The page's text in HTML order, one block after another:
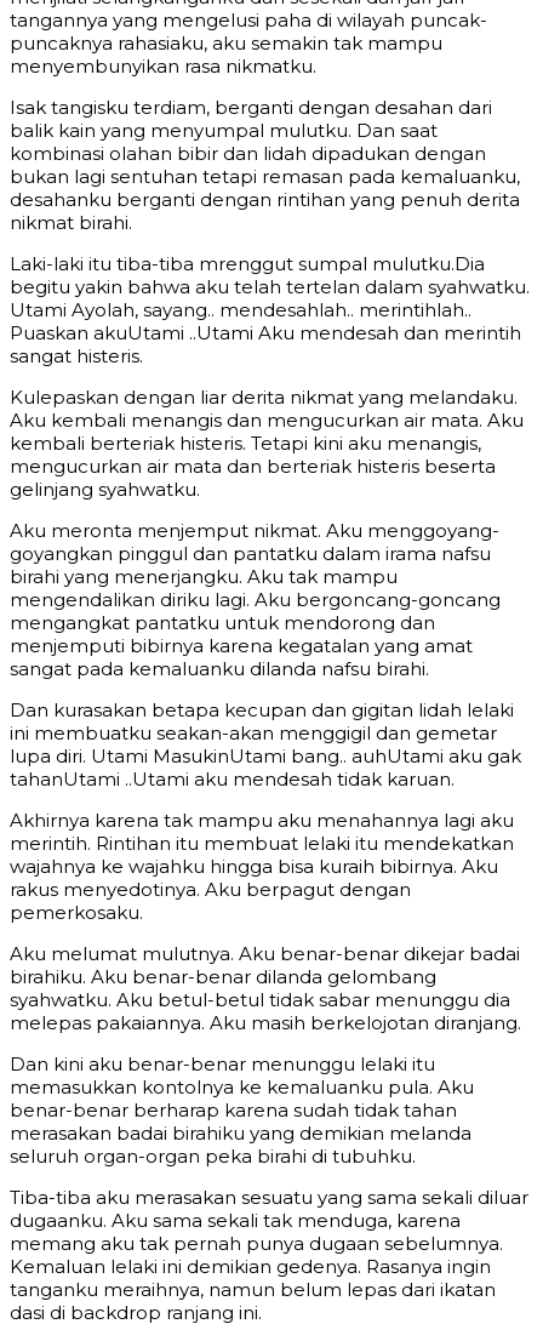
tangannya yang mengelusi paha di wilayah puncak-
puncaknya rahasiaku, aku semakin tak mampu
menyembunyikan rasa nikmatku.
Isak tangisku terdiam, berganti dengan desahan dari
balik kain yang menyumpal mulutku. Dan saat
kombinasi olahan bibir dan lidah dipadukan dengan
bukan lagi sentuhan tetapi remasan pada kemaluanku,
desahanku berganti dengan rintihan yang penuh derita
nikmat birahi.
Laki-laki itu tiba-tiba mrenggut sumpal mulutku.Dia
begitu yakin bahwa aku telah tertelan dalam syahwatku.
Utami Ayolah, sayang.. mendesahlah.. merintihlah..
Puaskan akuUtami ..Utami Aku mendesah dan merintih
sangat histeris.
Kulepaskan dengan liar derita nikmat yang melandaku.
Aku kembali menangis dan mengucurkan air mata. Aku
kembali berteriak histeris. Tetapi kini aku menangis,
mengucurkan air mata dan berteriak histeris beserta
gelinjang syahwatku.
Aku meronta menjemput nikmat. Aku menggoyang-
goyangkan pinggul dan pantatku dalam irama nafsu
birahi yang menerjangku. Aku tak mampu
mengendalikan diriku lagi. Aku bergoncang-goncang
mengangkat pantatku untuk mendorong dan
menjemputi bibirnya karena kegatalan yang amat
sangat pada kemaluanku dilanda nafsu birahi.
Dan kurasakan betapa kecupan dan gigitan lidah lelaki
ini membuatku seakan-akan menggigil dan gemetar
lupa diri. Utami MasukinUtami bang.. auhUtami aku gak
tahanUtami ..Utami aku mendesah tidak karuan.
Akhirnya karena tak mampu aku menahannya lagi aku
merintih. Rintihan itu membuat lelaki itu mendekatkan
wajahnya ke wajahku hingga bisa kuraih bibirnya. Aku
rakus menyedotinya. Aku berpagut dengan
pemerkosaku.
Aku melumat mulutnya. Aku benar-benar dikejar badai
birahiku. Aku benar-benar dilanda gelombang
syahwatku. Aku betul-betul tidak sabar menunggu dia
melepas pakaiannya. Aku masih berkelojotan diranjang.
Dan kini aku benar-benar menunggu lelaki itu
memasukkan kontolnya ke kemaluanku pula. Aku
benar-benar berharap karena sudah tidak tahan
merasakan badai birahiku yang demikian melanda
seluruh organ-organ peka birahi di tubuhku.
Tiba-tiba aku merasakan sesuatu yang sama sekali diluar
dugaanku. Aku sama sekali tak menduga, karena
memang aku tak pernah punya dugaan sebelumnya.
Kemaluan lelaki ini demikian gedenya. Rasanya ingin
tanganku meraihnya, namun belum lepas dari ikatan
dasi di backdrop ranjang ini.